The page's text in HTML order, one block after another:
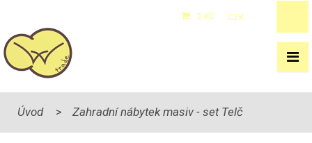
0 KČ CZK
Úvod Zahradní nábytek masiv - set Telč